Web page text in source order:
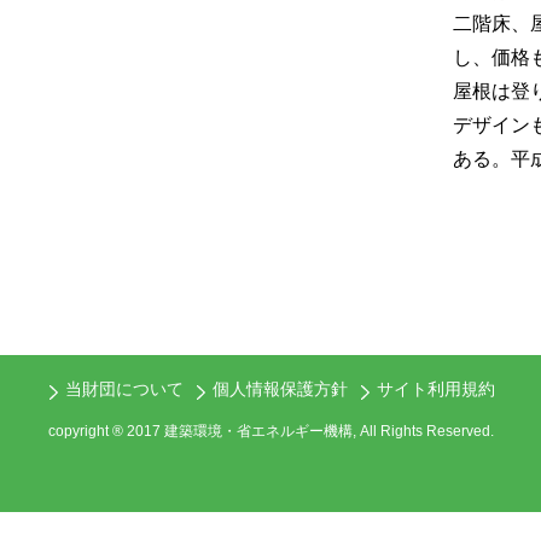
二階床、
し、価格
屋根は登
デザイン
ある。平
当財団について 個人情報保護方針 サイト利用規約
copyright ® 2017 建築環境・省エネルギー機構, All Rights Reserved.